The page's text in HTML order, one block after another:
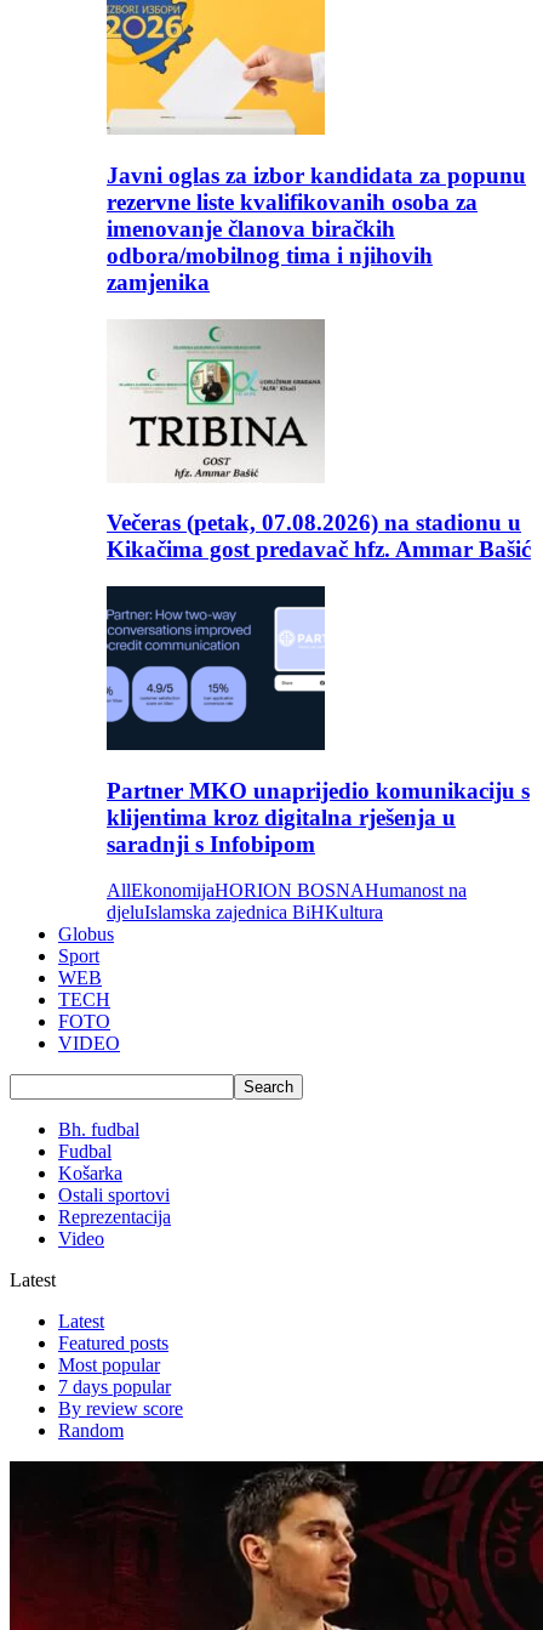
Javni oglas za izbor kandidata za popunu
rezervne liste kvalifikovanih osoba za
imenovanje članova biračkih
odbora/mobilnog tima i njihovih
zamjenika
Večeras (petak, 07.08.2026) na stadionu u
Kikačima gost predavač hfz. Ammar Bašić
Partner MKO unaprijedio komunikaciju s
klijentima kroz digitalna rješenja u
saradnji s Infobipom
AllEkonomijaHORION BOSNAHumanost na
djeluIslamska zajednica BiHKultura
Globus
Sport
WEB
TECH
FOTO
VIDEO
Bh. fudbal
Fudbal
Košarka
Ostali sportovi
Reprezentacija
Video
Latest
Latest
Featured posts
Most popular
7 days popular
By review score
Random